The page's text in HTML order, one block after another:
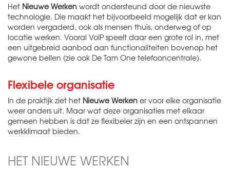
Het Nieuwe Werken wordt ondersteund door de nieuwste
technologie. Die maakt het bijvoorbeeld mogelijk dat er kan
worden vergaderd, ook als mensen thuis, onderweg of op
locatie werken. Vooral VoIP speelt daar een grote rol in, met
een uitgebreid aanbod aan functionaliteiten bovenop het
gewone bellen (zie ook De Tam One telefooncentrale).
Flexibele organisatie
In de praktijk ziet het Nieuwe Werken er voor elke organisatie
weer anders uit. Maar wat deze organisaties met elkaar
gemeen hebben is dat ze flexibeler zijn en een ontspannen
werkklimaat bieden.
HET NIEUWE WERKEN